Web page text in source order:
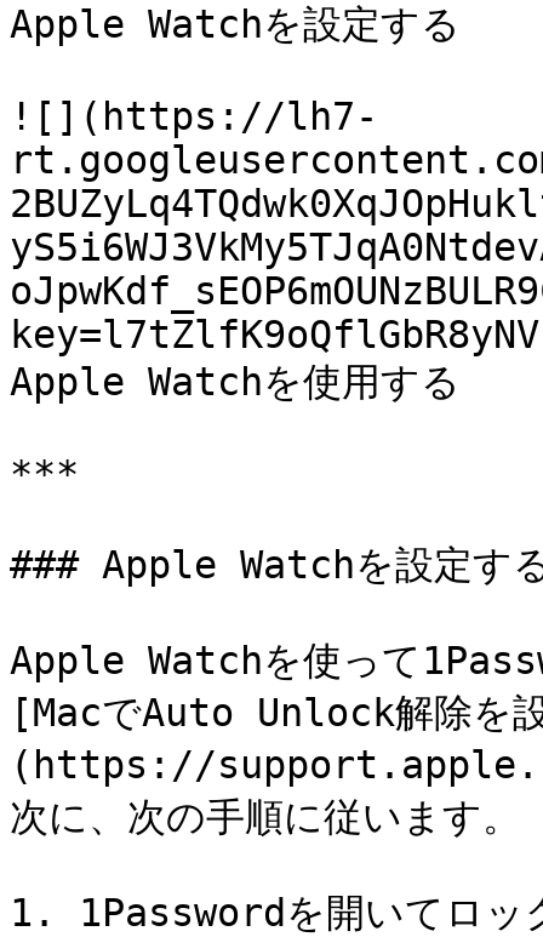
Apple Watchを設定する
![](https://lh7-
Apple Watchを使用する
***
### Apple Watchを設定す
Apple Watchを使って
[MacでAuto Unlock解除を
(https://
次に、次の手順に従います。
1. 1Passwordを開いてロッ